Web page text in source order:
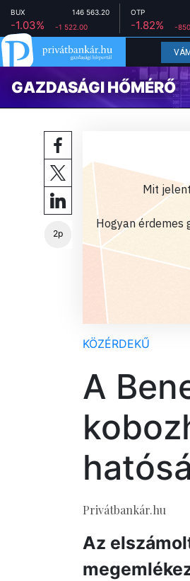
BUX 146 563.20
-1.03% -1 522.00
OTP
-1.82% -
GAZDASÁGI HŐMÉRŐ
2p
Mit
Hogyan
KÖZÉRDEKŰ
A
Privátbankár.hu
Az